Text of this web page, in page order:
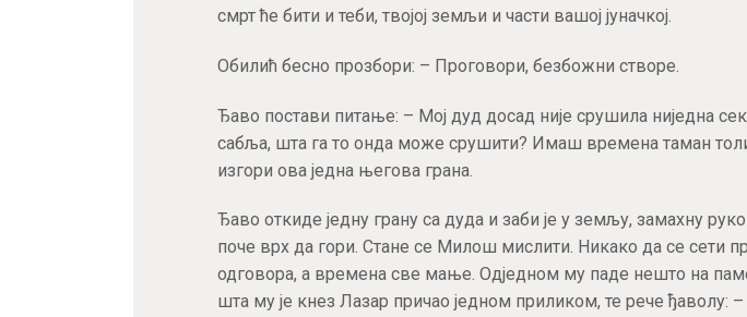
смрт ће бити и теби, твојој земљи и части вашој јуначкој.
Обилић бесно прозбори: – Проговори, безбожни створе.
Ђаво постави питање: – Мој дуд досад није срушила ниједна
сабља, шта га то онда може срушити? Имаш времена таман
изгори ова једна његова грана.
Ђаво откиде једну грану са дуда и заби је у земљу, замахну
поче врх да гори. Стане се Милош мислити. Никако да се сети
одговора, а времена све мање. Одједном му паде нешто на
шта му је кнез Лазар причао једном приликом, те рече ђаволу:
остварите 15%
цене при
Купон не важи за књиге које су